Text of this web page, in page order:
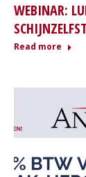
WEBINAR:
Read more